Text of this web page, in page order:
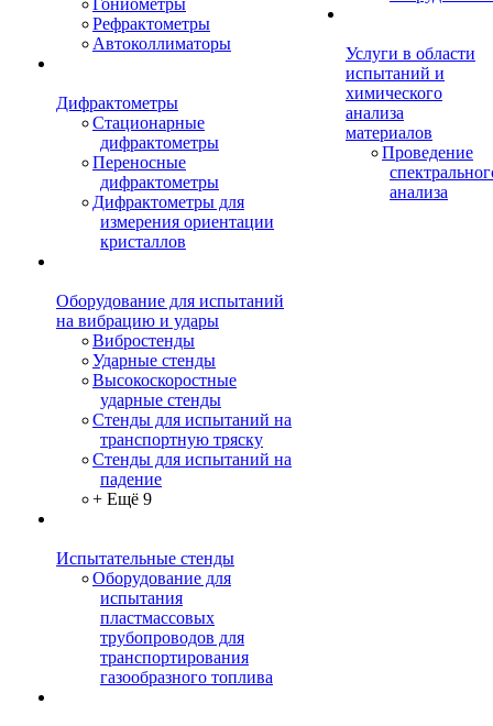
Гониометры
Рефрактометры
Автоколлиматоры
Дифрактометры
Стационарные
дифрактометры
Переносные
дифрактометры
Дифрактометры для
измерения ориентации
кристаллов
Оборудование для испытаний
на вибрацию и удары
Вибростенды
Ударные стенды
Высокоскоростные
ударные стенды
Стенды для испытаний на
транспортную тряску
Стенды для испытаний на
падение
+ Ещё 9
Испытательные стенды
Оборудование для
испытания
пластмассовых
трубопроводов для
транспортирования
газообразного топлива
Услуги в области
испытаний и
химического
анализа
материалов
Проведение
анализа